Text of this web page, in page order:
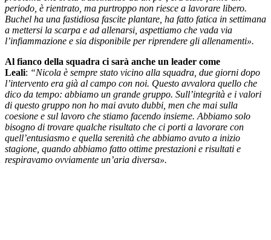
periodo, è rientrato, ma purtroppo non riesce a lavorare libero.
Buchel ha una fastidiosa fascite plantare, ha fatto fatica in settimana
a mettersi la scarpa e ad allenarsi, aspettiamo che vada via
l’infiammazione e sia disponibile per riprendere gli allenamenti».
Al fianco della squadra ci sarà anche un leader come
Leali: “Nicola è sempre stato vicino alla squadra, due giorni dopo
l’intervento era già al campo con noi. Questo avvalora quello che
dico da tempo: abbiamo un grande gruppo. Sull’integrità e i valori
di questo gruppo non ho mai avuto dubbi, men che mai sulla
coesione e sul lavoro che stiamo facendo insieme. Abbiamo solo
bisogno di trovare qualche risultato che ci porti a lavorare con
quell’entusiasmo e quella serenità che abbiamo avuto a inizio
stagione, quando abbiamo fatto ottime prestazioni e risultati e
respiravamo ovviamente un’aria diversa».